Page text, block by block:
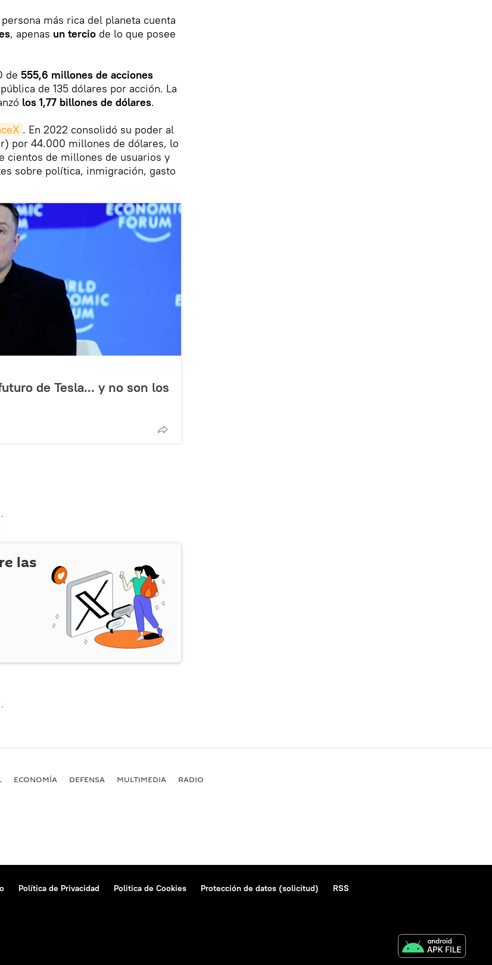
más rica del planeta cuenta
, apenas un tercio de lo que posee
de 555,6 millones de acciones
de 135 dólares por acción. La
los 1,77 billones de dólares.
. En 2022 consolidó su poder al
por 44.000 millones de dólares, lo
cientos de millones de usuarios y
sobre política, inmigración, gasto
de Tesla... y no son los
las
ECONOMÍA DEFENSA MULTIMEDIA RADIO
Política de Privacidad Politica de Cookies Protección de datos (solicitud)
RSS